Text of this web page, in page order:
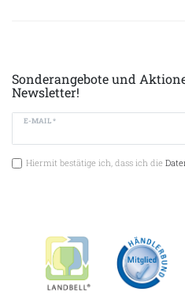
Sonderangebote und
Newsletter!
E-MAIL *
Hiermit bestätige ich, dass ich die